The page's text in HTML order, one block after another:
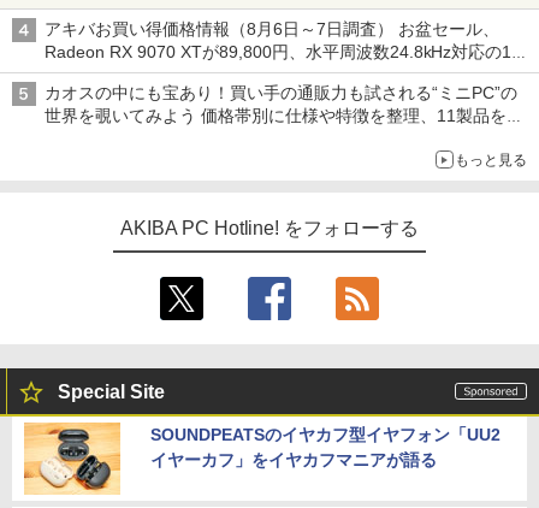
アキバお買い得価格情報（8月6日～7日調査） お盆セール、
Radeon RX 9070 XTが89,800円、水平周波数24.8kHz対応の17
型モニターが9,801円、暑さ指数連動セール ほか
カオスの中にも宝あり！買い手の通販力も試される“ミニPC”の
世界を覗いてみよう 価格帯別に仕様や特徴を整理、11製品をピ
もっと見る
AKIBA PC Hotline! をフォローする
Special Site
SOUNDPEATSのイヤカフ型イヤフォン「UU2
イヤーカフ」をイヤカフマニアが語る